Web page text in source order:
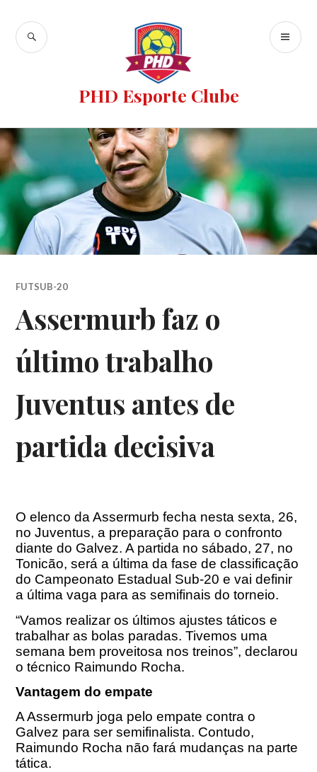
PHD Esporte Clube
FUTSUB-20
Assermurb faz o
último trabalho
Juventus antes de
partida decisiva
O elenco da Assermurb fecha nesta sexta, 26,
no Juventus, a preparação para o confronto
diante do Galvez. A partida no sábado, 27, no
Tonicão, será a última da fase de classificação
do Campeonato Estadual Sub-20 e vai definir
a última vaga para as semifinais do torneio.
“Vamos realizar os últimos ajustes táticos e
trabalhar as bolas paradas. Tivemos uma
semana bem proveitosa nos treinos”, declarou
o técnico Raimundo Rocha.
Vantagem do empate
A Assermurb joga pelo empate contra o
Galvez para ser semifinalista. Contudo,
Raimundo Rocha não fará mudanças na parte
tática.